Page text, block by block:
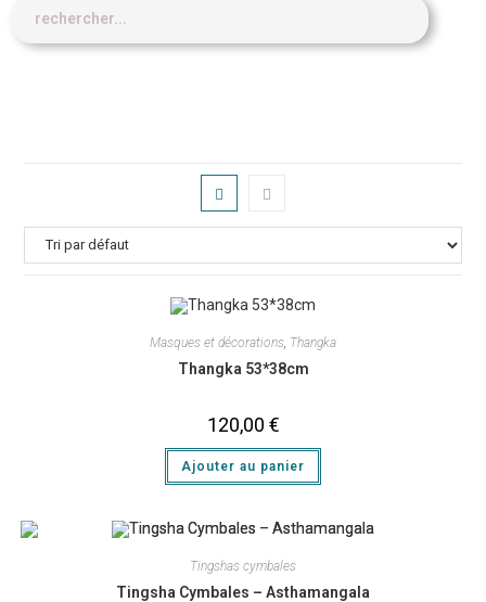
Masques et décorations, Thangka
Thangka 53*38cm
120,00 €
Ajouter au panier
Tingshas cymbales
Tingsha Cymbales – Asthamangala